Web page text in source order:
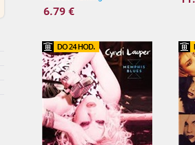
6.79 €